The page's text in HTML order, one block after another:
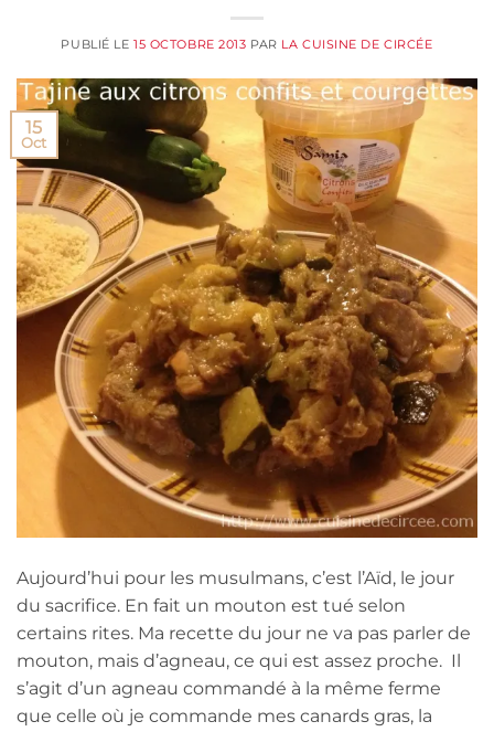
PUBLIÉ LE15 OCTOBRE 2013 PAR LA CUISINE DE CIRCÉE
15
Oct
Aujourd’hui pour les musulmans, c’est l’Aïd, le jour
du sacrifice. En fait un mouton est tué selon
certains rites. Ma recette du jour ne va pas parler de
mouton, mais d’agneau, ce qui est assez proche. Il
s’agit d’un agneau commandé à la même ferme
que celle où je commande mes canards gras, la